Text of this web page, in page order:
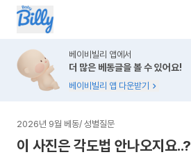
베이비빌리 앱에서
더 많은 베동글을 볼 수 있어요!
베이비빌리 앱 다운받기
2026년 9월 베동/ 성별질문
이 사진은 각도법 안나오지요..?